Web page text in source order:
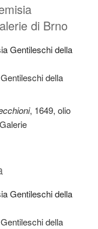
di Brno
della
, 1649, olio
della